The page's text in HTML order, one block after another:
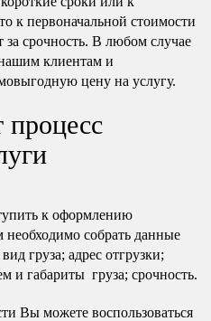
к первоначальной стоимости
за срочность. В любом случае
клиентам и
цену на услугу.
процесс
к оформлению
необходимо собрать данные
груза; адрес отгрузки;
и габариты груза; срочность.
Вы можете воспользоваться